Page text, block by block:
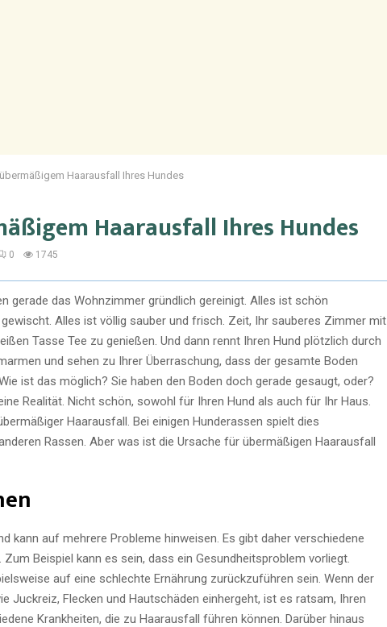
Haarausfall Ihres Hundes
Haarausfall Ihres Hundes
0 1745
gerade das Wohnzimmer gründlich gereinigt. Alles ist schön
Alles ist völlig sauber und frisch. Zeit, Ihr sauberes Zimmer mit
Tasse Tee zu genießen. Und dann rennt Ihren Hund plötzlich durch
und sehen zu Ihrer Überraschung, dass der gesamte Boden
ist das möglich? Sie haben den Boden doch gerade gesaugt, oder?
Realität. Nicht schön, sowohl für Ihren Hund als auch für Ihr Haus.
Haarausfall. Bei einigen Hunderassen spielt dies
Rassen. Aber was ist die Ursache für übermäßigen Haarausfall
kann auf mehrere Probleme hinweisen. Es gibt daher verschiedene
Beispiel kann es sein, dass ein Gesundheitsproblem vorliegt.
auf eine schlechte Ernährung zurückzuführen sein. Wenn der
Juckreiz, Flecken und Hautschäden einhergeht, ist es ratsam, Ihren
Krankheiten, die zu Haarausfall führen können. Darüber hinaus